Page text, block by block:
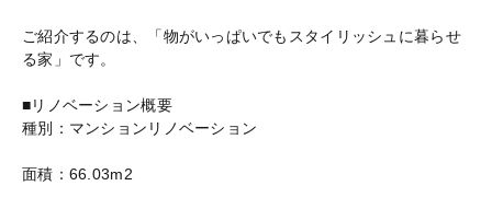
ご紹介するのは、「物がいっぱいでもスタイリッシュに暮らせ
る家」です。
■リノベーション概要
種別：マンションリノベーション
面積：66.03m2